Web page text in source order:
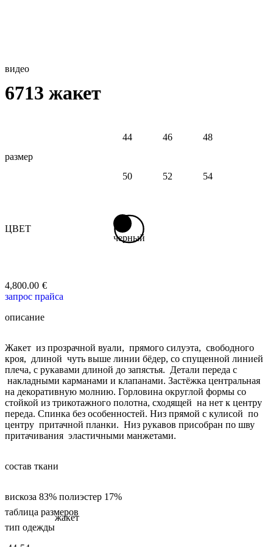
видео
6713 жакет
размер
44 46 48
50 52 54
ЦВЕТ
черный
€
4,800.00
запрос прайса
описание
Жакет из прозрачной вуали, прямого силуэта, свободного
кроя, длиной чуть выше линии бёдер, со спущенной линией
плеча, с рукавами длиной до запястья. Детали переда с
накладными карманами и клапанами. Застёжка центральная
на декоративную молнию. Горловина округлой формы со
стойкой из трикотажного полотна, сходящей на нет к центру
переда. Спинка без особенностей. Низ прямой с кулисой по
центру притачной планки. Низ рукавов присобран по шву
притачивания эластичными манжетами.
состав ткани
вискоза 83% полиэстер 17%
таблица размеров
тип одежды
жакет